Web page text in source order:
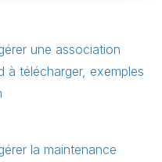
une association
à télécharger, exemples
la maintenance